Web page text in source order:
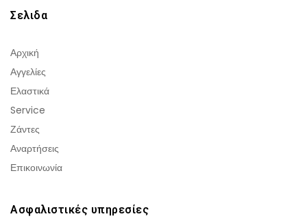
Σελιδα
Αρχική
Αγγελίες
Ελαστικά
Service
Ζάντες
Αναρτήσεις
Επικοινωνία
Ασφαλιστικές υπηρεσίες